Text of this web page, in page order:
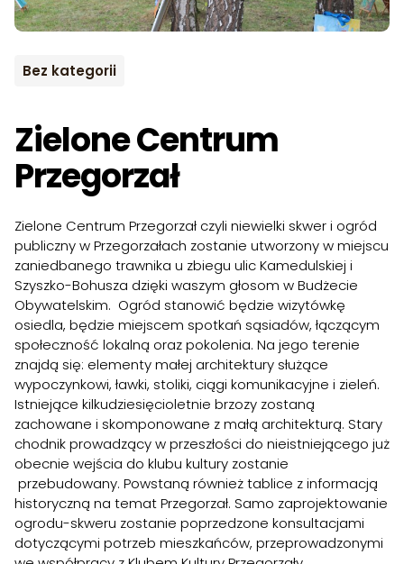
Bez kategorii
Zielone Centrum
Przegorzał
Zielone Centrum Przegorzał czyli niewielki skwer i ogród
publiczny w Przegorzałach zostanie utworzony w miejscu
zaniedbanego trawnika u zbiegu ulic Kamedulskiej i
Szyszko-Bohusza dzięki waszym głosom w Budżecie
Obywatelskim. Ogród stanowić będzie wizytówkę
osiedla, będzie miejscem spotkań sąsiadów, łączącym
społeczność lokalną oraz pokolenia. Na jego terenie
znajdą się: elementy małej architektury służące
wypoczynkowi, ławki, stoliki, ciągi komunikacyjne i zieleń.
Istniejące kilkudziesięcioletnie brzozy zostaną
zachowane i skomponowane z małą architekturą. Stary
chodnik prowadzący w przeszłości do nieistniejącego już
obecnie wejścia do klubu kultury zostanie
przebudowany. Powstaną również tablice z informacją
historyczną na temat Przegorzał. Samo zaprojektowanie
ogrodu-skweru zostanie poprzedzone konsultacjami
dotyczącymi potrzeb mieszkańców, przeprowadzonymi